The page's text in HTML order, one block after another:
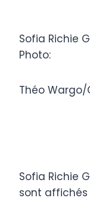
Sofia Richie
Photo:
Théo
Sofia Richie
sont affichés